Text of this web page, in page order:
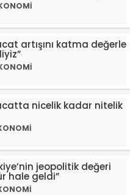
artışını katma değerle
nicelik kadar nitelik
jeopolitik değeri
hale geldi”